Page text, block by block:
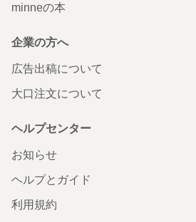
minneの本
企業の方へ
広告出稿について
大口注文について
ヘルプセンター
お知らせ
ヘルプとガイド
利用規約